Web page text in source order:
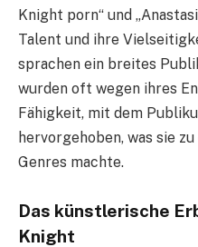
Knight porn“ und
Talent und ihre
sprachen ein breites
wurden oft wegen ihres
Fähigkeit, mit dem
hervorgehoben, was sie
Genres machte.
Das künstlerische
Knight